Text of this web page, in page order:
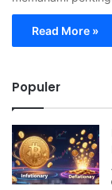
Read More »
Populer